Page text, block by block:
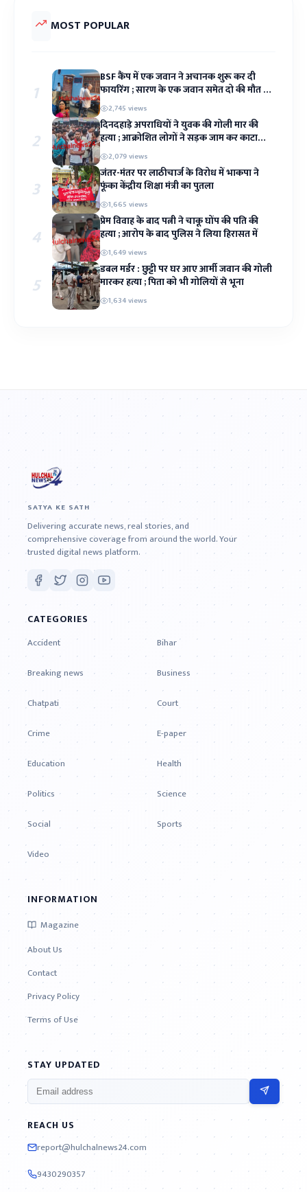
MOST POPULAR
1
BSF कैंप में एक जवान ने अचानक शुरू कर दी
फायरिंग ; सारण के एक जवान समेत दो की मौत से
कैंप में मचा हड़कंप
2,745 views
2
दिनदहाड़े अपराधियों ने युवक की गोली मार की
हत्या ; आक्रोशित लोगों ने सड़क जाम कर काटा
बवाल
2,079 views
3
जंतर-मंतर पर लाठीचार्ज के विरोध में भाकपा ने
फूंका केंद्रीय शिक्षा मंत्री का पुतला
1,665 views
4
प्रेम विवाह के बाद पत्नी ने चाकू घोंप की पति की
हत्या ; आरोप के बाद पुलिस ने लिया हिरासत में
1,649 views
5
डबल मर्डर : छुट्टी पर घर आए आर्मी जवान की गोली
मारकर हत्या ; पिता को भी गोलियों से भूना
1,634 views
SATYA KE SATH
Delivering accurate news, real stories, and
comprehensive coverage from around the world. Your
trusted digital news platform.
CATEGORIES
Accident
Bihar
Breaking news
Business
Chatpati
Court
Crime
E-paper
Education
Health
Politics
Science
Social
Sports
Video
INFORMATION
Magazine
About Us
Contact
Privacy Policy
Terms of Use
STAY UPDATED
REACH US
report@hulchalnews24.com
9430290357